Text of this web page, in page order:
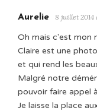
Aurelie 8 juillet 2014
Oh mais c'est mon
Claire est une
et qui rend les
Malgré notre
pouvoir faire appel
Je laisse la place